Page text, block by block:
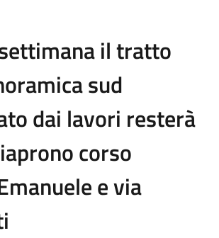
il tratto
sud
dai lavori resterà
corso
e via